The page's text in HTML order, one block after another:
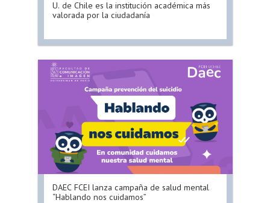
U. de Chile es la institución académica más
valorada por la ciudadanía
DAEC FCEI lanza campaña de salud mental
“Hablando nos cuidamos”